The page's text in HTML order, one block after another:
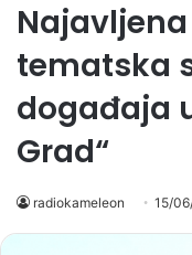
tematska
događaja
Grad“
radiokameleon 15/